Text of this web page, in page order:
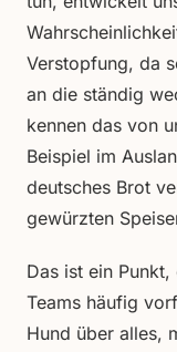
Verstopfung, da
an die ständig
kennen das von
Beispiel im
deutsches Brot
gewürzten
Das ist ein
Teams häufig
Hund über alles,